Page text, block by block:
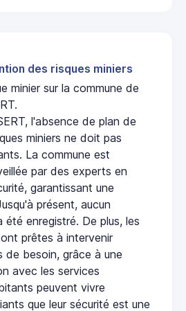
des risques miniers
minier sur la commune de
l'absence de plan de
miniers ne doit pas
La commune est
par des experts en
garantissant une
présent, aucun
été enregistré. De plus, les
prêtes à intervenir
de besoin, grâce à une
avec les services
peuvent vivre
que leur sécurité est une